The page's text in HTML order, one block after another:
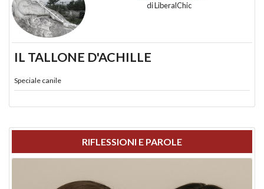
diLiberalChic
IL TALLONE D'ACHILLE
Speciale canile
RIFLESSIONI E PAROLE